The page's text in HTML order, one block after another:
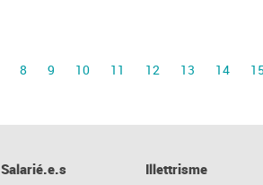
8 9 10 11 12 13 14 15
Salarié.e.s Illettrisme